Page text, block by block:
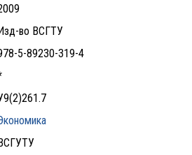
во ВСГТУ
5-89230-319-4